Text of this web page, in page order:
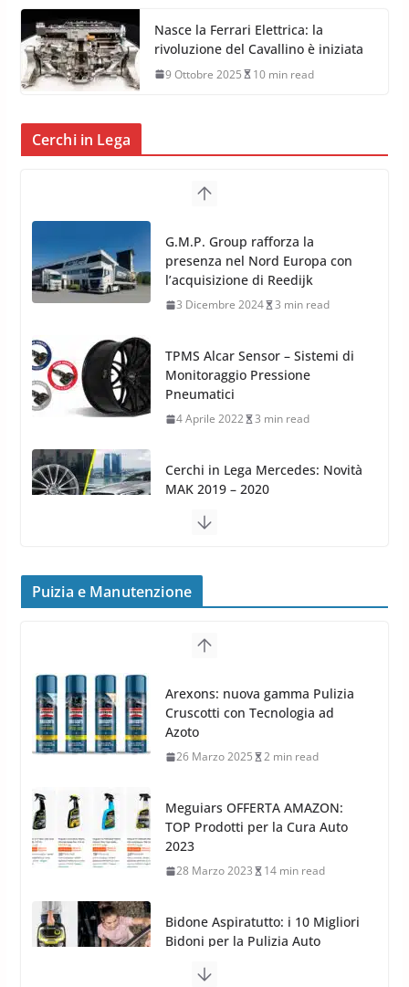
Nasce la Ferrari Elettrica: la
rivoluzione del Cavallino è iniziata
9 Ottobre 2025 10 min read
Cerchi in Lega
G.M.P. Group rafforza la
presenza nel Nord Europa con
l’acquisizione di Reedijk
3 Dicembre 2024 3 min read
TPMS Alcar Sensor – Sistemi di
Monitoraggio Pressione
Pneumatici
4 Aprile 2022 3 min read
Cerchi in Lega Mercedes: Novità
MAK 2019 – 2020
16 Settembre 2019
MAK FIVESTAR (2019)
24 Luglio 2019 1 min read
Cerchi in lega grandi: quando
frenata e handling
8 Aprile 2026 7 min read
Puizia e Manutenzione
Arexons: nuova gamma Pulizia
Cruscotti con Tecnologia ad
Azoto
26 Marzo 2025 2 min read
Meguiars OFFERTA AMAZON:
TOP Prodotti per la Cura Auto
2023
28 Marzo 2023 14 min read
Bidone Aspiratutto: i 10 Migliori
Bidoni per la Pulizia Auto
6 Maggio 2022